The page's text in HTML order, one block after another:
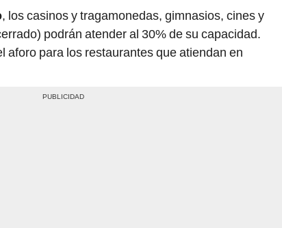
, los casinos y tragamonedas, gimnasios, cines y
podrán atender al 30% de su capacidad.
aforo para los restaurantes que atiendan en